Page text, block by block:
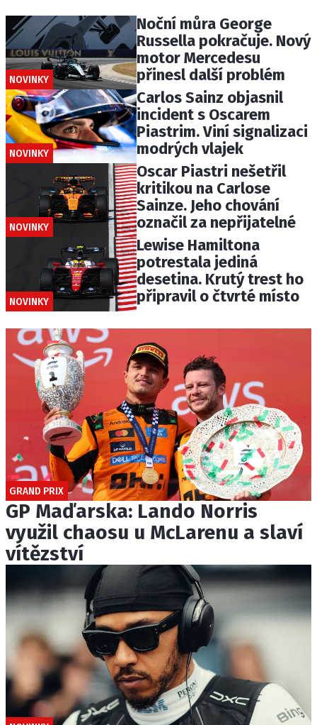
NOVINKY
Noční můra George
Russella pokračuje. Nový
motor Mercedesu
přinesl další problém
NOVINKY
Carlos Sainz objasnil
incident s Oscarem
Piastrim. Viní signalizaci
modrých vlajek
NOVINKY
Oscar Piastri nešetřil
kritikou na Carlose
Sainze. Jeho chování
označil za nepřijatelné
NOVINKY
Lewise Hamiltona
potrestala jediná
desetina. Krutý trest ho
připravil o čtvrté místo
GRAND PRIX
GP Maďarska: Lando Norris
využil chaosu u McLarenu a slaví
vítězství